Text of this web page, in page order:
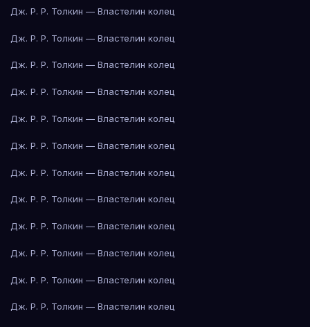
Дж. Р. Р. Толкин — Властелин колец
Дж. Р. Р. Толкин — Властелин колец
Дж. Р. Р. Толкин — Властелин колец
Дж. Р. Р. Толкин — Властелин колец
Дж. Р. Р. Толкин — Властелин колец
Дж. Р. Р. Толкин — Властелин колец
Дж. Р. Р. Толкин — Властелин колец
Дж. Р. Р. Толкин — Властелин колец
Дж. Р. Р. Толкин — Властелин колец
Дж. Р. Р. Толкин — Властелин колец
Дж. Р. Р. Толкин — Властелин колец
Дж. Р. Р. Толкин — Властелин колец